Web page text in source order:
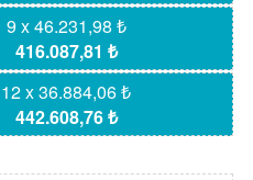
9 x 46.231,98 ₺
416.087,81 ₺
12 x 36.884,06 ₺
442.608,76 ₺